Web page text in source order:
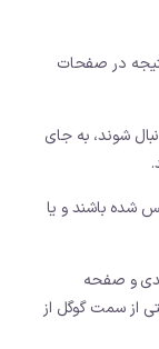
در صفحات
شوند، به جای
شده باشند و یا
و صفحه
از سمت گوگل از